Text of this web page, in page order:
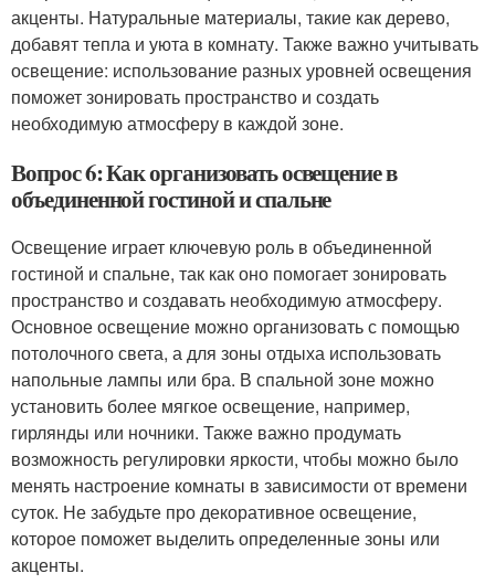
акценты. Натуральные материалы, такие как дерево,
добавят тепла и уюта в комнату. Также важно учитывать
освещение: использование разных уровней освещения
поможет зонировать пространство и создать
необходимую атмосферу в каждой зоне.
Вопрос 6: Как организовать освещение в
объединенной гостиной и спальне
Освещение играет ключевую роль в объединенной
гостиной и спальне, так как оно помогает зонировать
пространство и создавать необходимую атмосферу.
Основное освещение можно организовать с помощью
потолочного света, а для зоны отдыха использовать
напольные лампы или бра. В спальной зоне можно
установить более мягкое освещение, например,
гирлянды или ночники. Также важно продумать
возможность регулировки яркости, чтобы можно было
менять настроение комнаты в зависимости от времени
суток. Не забудьте про декоративное освещение,
которое поможет выделить определенные зоны или
акценты.